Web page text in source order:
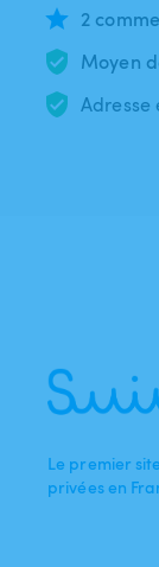
2
Moyen
Le premier
privées en